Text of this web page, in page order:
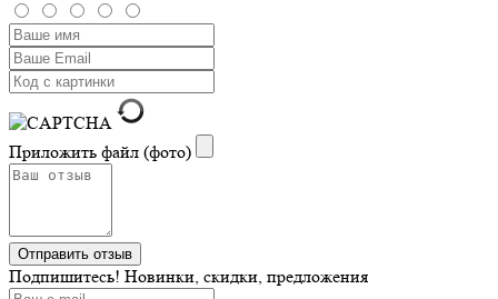
Приложить файл (фото)
Подпишитесь! Новинки, скидки, предложения